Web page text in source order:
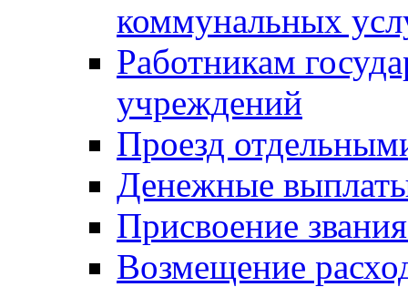
коммунальных
Работникам
учреждений
Проезд
Денежные
Присвоение
Возмещение